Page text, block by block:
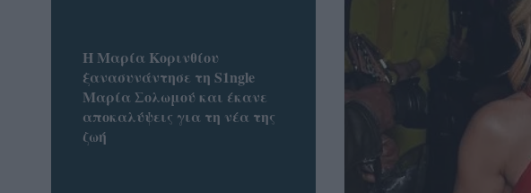
Η Μαρία Κορινθίου
ξανασυνάντησε τη S1ngle
Μαρία Σολωμού και έκανε
αποκαλύψεις για τη νέα της
ζωή